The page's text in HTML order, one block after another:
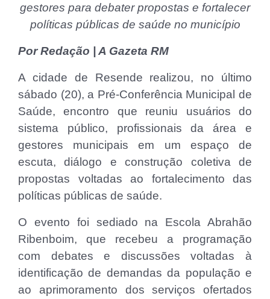
gestores para debater propostas e fortalecer
políticas públicas de saúde no município
Por Redação | A Gazeta RM
A cidade de Resende realizou, no último
sábado (20), a Pré-Conferência Municipal de
Saúde, encontro que reuniu usuários do
sistema público, profissionais da área e
gestores municipais em um espaço de
escuta, diálogo e construção coletiva de
propostas voltadas ao fortalecimento das
políticas públicas de saúde.
O evento foi sediado na Escola Abrahão
Ribenboim, que recebeu a programação
com debates e discussões voltadas à
identificação de demandas da população e
ao aprimoramento dos serviços ofertados